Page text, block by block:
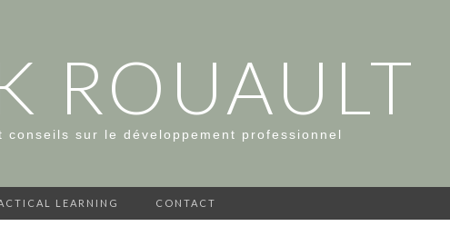
ROUAULT
conseils sur le développement professionnel
LEARNING CONTACT